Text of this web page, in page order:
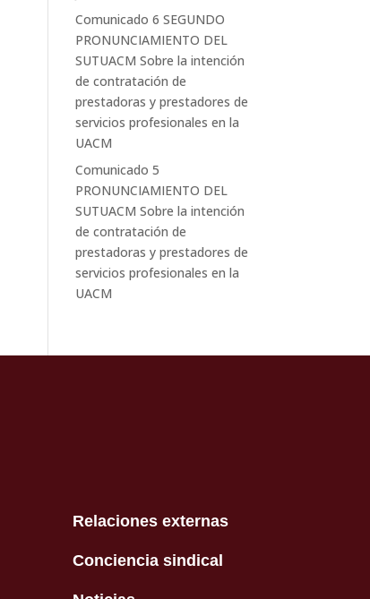
Comunicado 6 SEGUNDO
PRONUNCIAMIENTO DEL
SUTUACM Sobre la intención
de contratación de
prestadoras y prestadores de
servicios profesionales en la
UACM
Comunicado 5
PRONUNCIAMIENTO DEL
SUTUACM Sobre la intención
de contratación de
prestadoras y prestadores de
servicios profesionales en la
UACM
Relaciones externas
Conciencia sindical